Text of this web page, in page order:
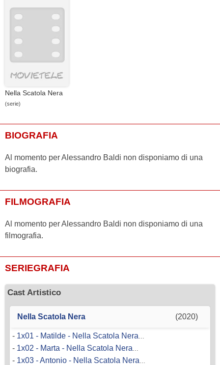
Nella Scatola Nera
(serie)
BIOGRAFIA
Al momento per Alessandro Baldi non disponiamo di una
biografia.
FILMOGRAFIA
Al momento per Alessandro Baldi non disponiamo di una
filmografia.
SERIEGRAFIA
Cast Artistico
Nella Scatola Nera (2020)
- 1x01 - Matilde - Nella Scatola Nera
- 1x02 - Marta - Nella Scatola Nera
- 1x03 - Antonio - Nella Scatola Nera